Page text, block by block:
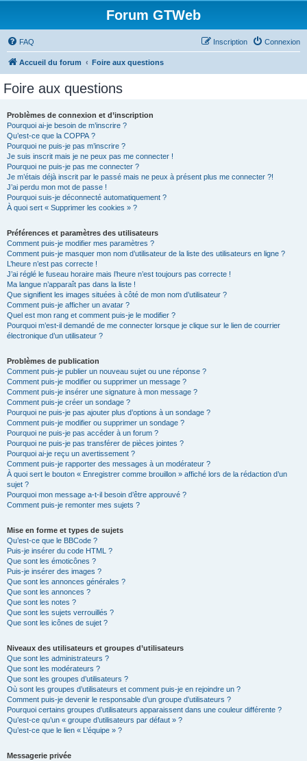
Forum GTWeb
FAQ Connexion
Inscription
Accueil du forum Foire aux questions
Foire aux questions
Problèmes de connexion et d’inscription
Pourquoi ai-je besoin de m’inscrire ?
Qu’est-ce que la COPPA ?
Pourquoi ne puis-je pas m’inscrire ?
Je suis inscrit mais je ne peux pas me connecter !
Pourquoi ne puis-je pas me connecter ?
Je m’étais déjà inscrit par le passé mais ne peux à présent plus me connecter ?!
J’ai perdu mon mot de passe !
Pourquoi suis-je déconnecté automatiquement ?
À quoi sert « Supprimer les cookies » ?
Préférences et paramètres des utilisateurs
Comment puis-je modifier mes paramètres ?
Comment puis-je masquer mon nom d’utilisateur de la liste des utilisateurs en ligne ?
L’heure n’est pas correcte !
J’ai réglé le fuseau horaire mais l’heure n’est toujours pas correcte !
Ma langue n’apparaît pas dans la liste !
Que signifient les images situées à côté de mon nom d’utilisateur ?
Comment puis-je afficher un avatar ?
Quel est mon rang et comment puis-je le modifier ?
Pourquoi m’est-il demandé de me connecter lorsque je clique sur le lien de courrier
électronique d’un utilisateur ?
Problèmes de publication
Comment puis-je publier un nouveau sujet ou une réponse ?
Comment puis-je modifier ou supprimer un message ?
Comment puis-je insérer une signature à mon message ?
Comment puis-je créer un sondage ?
Pourquoi ne puis-je pas ajouter plus d’options à un sondage ?
Comment puis-je modifier ou supprimer un sondage ?
Pourquoi ne puis-je pas accéder à un forum ?
Pourquoi ne puis-je pas transférer de pièces jointes ?
Pourquoi ai-je reçu un avertissement ?
Comment puis-je rapporter des messages à un modérateur ?
À quoi sert le bouton « Enregistrer comme brouillon » affiché lors de la rédaction d’un
sujet ?
Pourquoi mon message a-t-il besoin d’être approuvé ?
Comment puis-je remonter mes sujets ?
Mise en forme et types de sujets
Qu’est-ce que le BBCode ?
Puis-je insérer du code HTML ?
Que sont les émoticônes ?
Puis-je insérer des images ?
Que sont les annonces générales ?
Que sont les annonces ?
Que sont les notes ?
Que sont les sujets verrouillés ?
Que sont les icônes de sujet ?
Niveaux des utilisateurs et groupes d’utilisateurs
Que sont les administrateurs ?
Que sont les modérateurs ?
Que sont les groupes d’utilisateurs ?
Où sont les groupes d’utilisateurs et comment puis-je en rejoindre un ?
Comment puis-je devenir le responsable d’un groupe d’utilisateurs ?
Pourquoi certains groupes d’utilisateurs apparaissent dans une couleur différente ?
Qu’est-ce qu’un « groupe d’utilisateurs par défaut » ?
Qu’est-ce que le lien « L’équipe » ?
Messagerie privée